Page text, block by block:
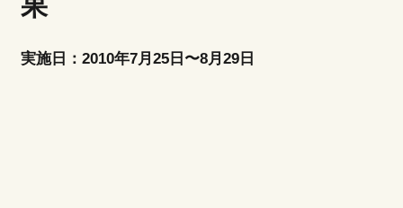
実施日：2010年7月25日〜8月29日